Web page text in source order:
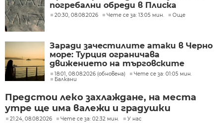
погребални обреди в Плиска
20:30, 08.08.2026 Чете се за: 13:05 мин. Още
Заради зачестилите атаки в Черно
море: Турция ограничава
движението на търговските
кораби
18:01, 08.08.2026 (обновена)
Чете се за: 01:05 мин.
Балкани
Предстои леко захлаждане, на места
утре ще има валежи и градушки
21:24, 08.08.2026 Чете се за: 02:32 мин. У нас